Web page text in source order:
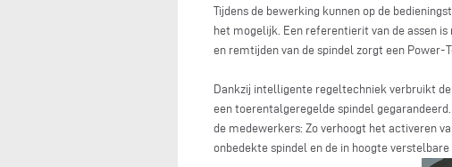
Tijdens de bewerking kunnen op de
het mogelijk. Een referentierit van de assen
en remtijden van de spindel zorgt een
Dankzij intelligente regeltechniek verbruikt
een toerentalgeregelde spindel
de medewerkers: Zo verhoogt het activeren
onbedekte spindel en de in hoogte